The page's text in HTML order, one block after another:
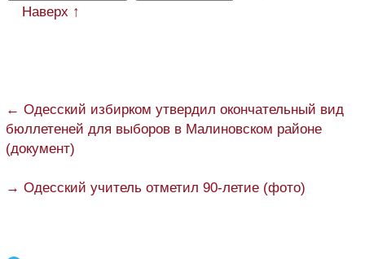
Наверх ↑
← Одесский избирком утвердил окончательный вид
бюллетеней для выборов в Малиновском районе
(документ)
→ Одесский учитель отметил 90-летие (фото)